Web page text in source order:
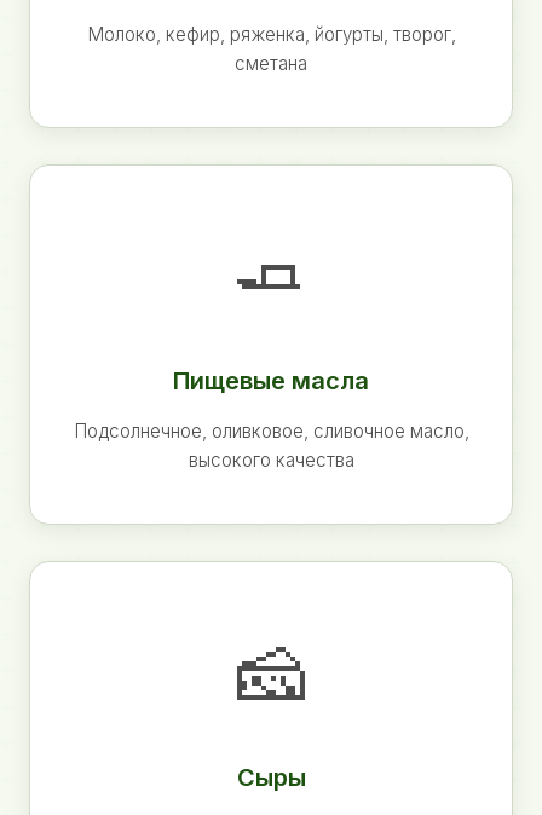
Молоко, кефир, ряженка, йогурты, творог,
сметана
🧈
Пищевые масла
Подсолнечное, оливковое, сливочное масло,
высокого качества
🧀
Сыры